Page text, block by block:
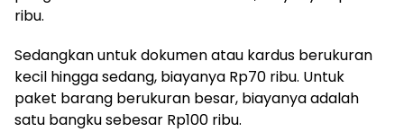
ribu.
Sedangkan untuk dokumen atau kardus berukuran
kecil hingga sedang, biayanya Rp70 ribu. Untuk
paket barang berukuran besar, biayanya adalah
satu bangku sebesar Rp100 ribu.